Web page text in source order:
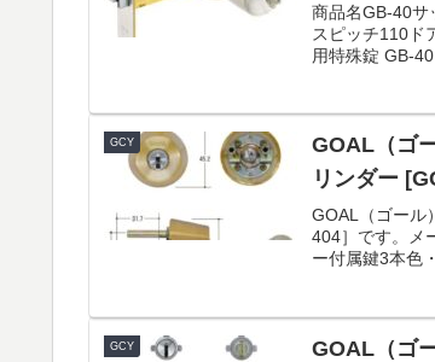
商品名GB-40サ
スピッチ110ド
用特殊錠 GB-
GCY
GOAL（ゴ
リンダー
GOAL（ゴール
404］です。メ
ー付属鍵3本色
GCY
GOAL（ゴ